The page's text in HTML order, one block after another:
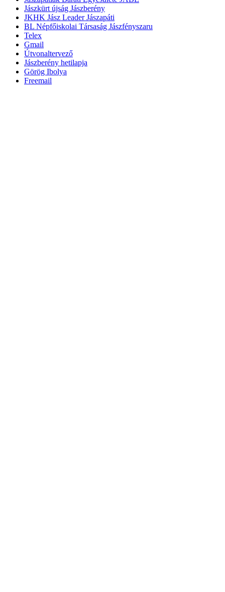
Jászkürt újság Jászberény
JKHK Jász Leader Jászapáti
BL Népfőiskolai Társaság Jászfényszaru
Telex
Gmail
Útvonaltervező
Jászberény hetilapja
Görög Ibolya
Freemail